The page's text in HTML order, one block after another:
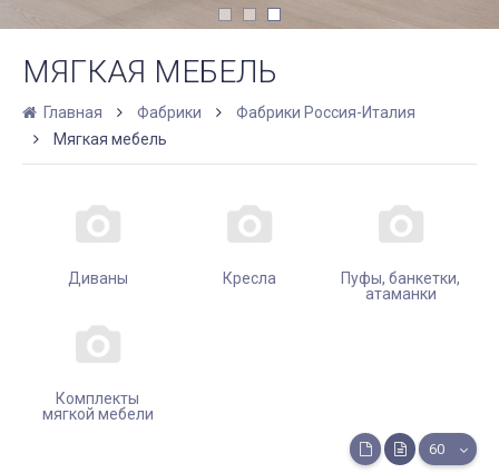
МЯГКАЯ МЕБЕЛЬ
Главная Фабрики
Фабрики Россия-Италия
Мягкая мебель
Диваны Кресла
Пуфы, банкетки,
атаманки
Комплекты
мягкой мебели
60